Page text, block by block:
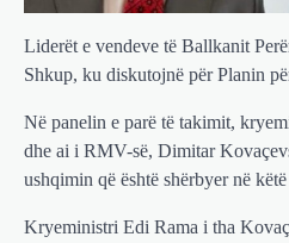
Liderët e vendeve të Ballkanit
Shkup, ku diskutojnë për Planin
Në panelin e parë të takimit,
dhe ai i RMV-së, Dimitar
ushqimin që është shërbyer në
Kryeministri Edi Rama i tha